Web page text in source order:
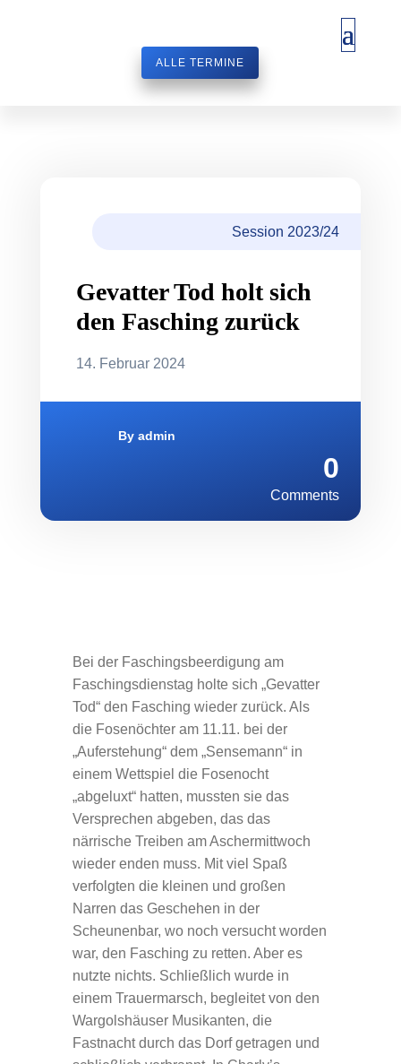
ALLE TERMINE
Session 2023/24
Gevatter Tod holt sich
den Fasching zurück
14. Februar 2024
By admin
0
Comments
Bei der Faschingsbeerdigung am
Faschingsdienstag holte sich „Gevatter
Tod“ den Fasching wieder zurück. Als
die Fosenöchter am 11.11. bei der
„Auferstehung“ dem „Sensemann“ in
einem Wettspiel die Fosenocht
„abgeluxt“ hatten, mussten sie das
Versprechen abgeben, das das
närrische Treiben am Aschermittwoch
wieder enden muss. Mit viel Spaß
verfolgten die kleinen und großen
Narren das Geschehen in der
Scheunenbar, wo noch versucht worden
war, den Fasching zu retten. Aber es
nutzte nichts. Schließlich wurde in
einem Trauermarsch, begleitet von den
Wargolshäuser Musikanten, die
Fastnacht durch das Dorf getragen und